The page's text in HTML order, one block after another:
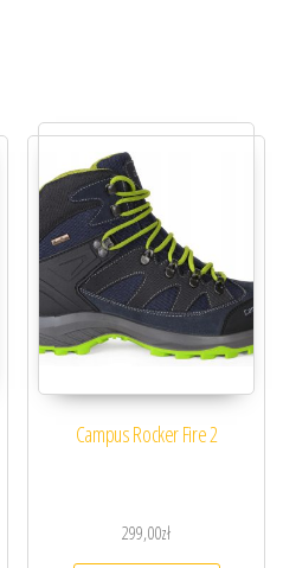
Campus Rocker Fire 2
299,00zł